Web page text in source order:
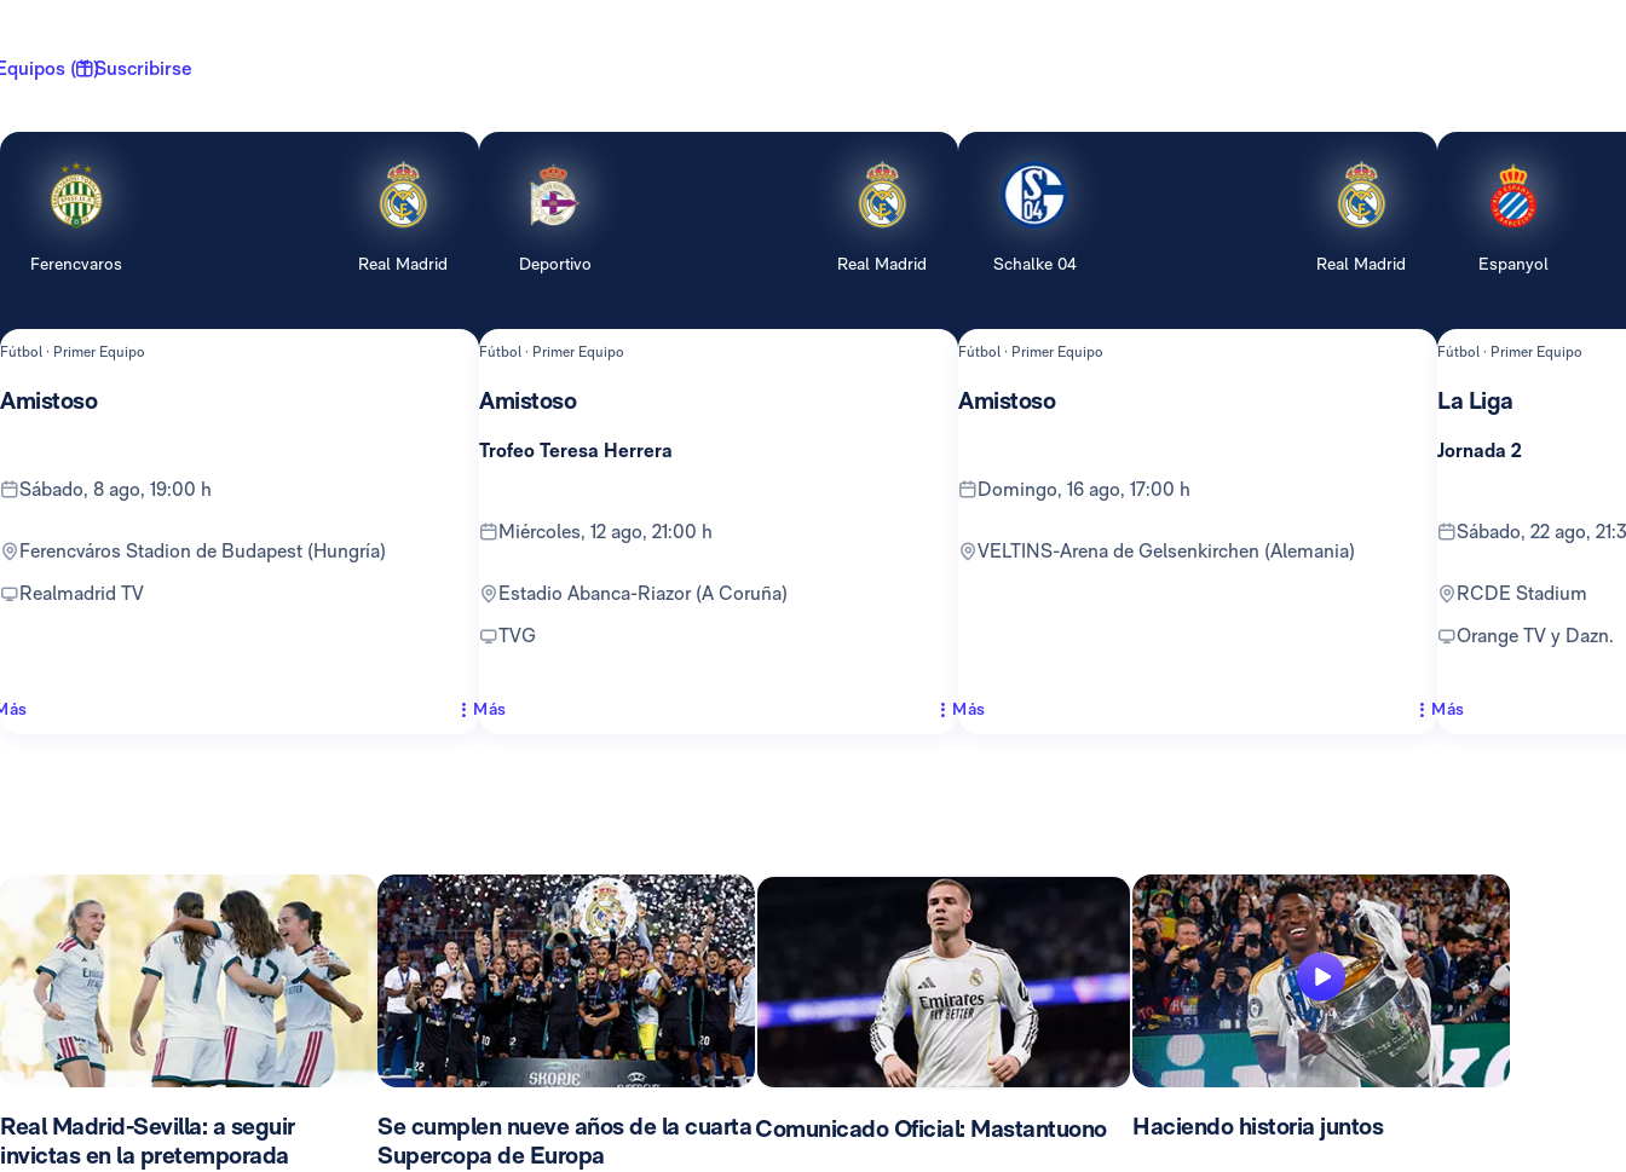
( 1 )Suscribirse
Ferencvaros Real Madrid
Fútbol · Primer Equipo
Amistoso
sábado, 8 ago, 19:00 h
Ferencváros Stadion de Budapest (Hungría)
Realmadrid TV
Deportivo Real Madrid
Fútbol · Primer Equipo
Amistoso
Trofeo Teresa Herrera
miércoles, 12 ago, 21:00 h
Estadio Abanca-Riazor (A Coruña)
TVG
Más
Schalke 04 Real Madrid
Fútbol · Primer Equipo
Amistoso
domingo, 16 ago, 17:00 h
VELTINS-Arena de Gelsenkirchen (Alemania)
Más
Espanyol
Fútbol · Primer Equipo
La Liga
Jornada 2
sábado, 22 ago,
RCDE Stadium
Orange TV y Dazn.
Más
Real Madrid-Sevilla: a seguir
invictas en la pretemporada
Se cumplen nueve años de la cuarta
Supercopa de Europa
Comunicado Oficial: Mastantuono Haciendo historia juntos